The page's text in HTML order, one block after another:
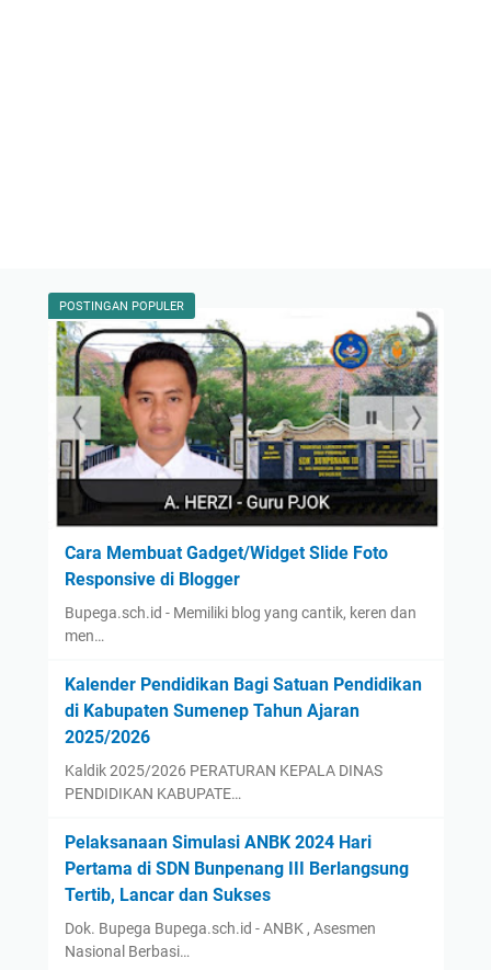
POSTINGAN POPULER
Cara Membuat Gadget/Widget Slide Foto
Responsive di Blogger
Bupega.sch.id - Memiliki blog yang cantik, keren dan
men…
Kalender Pendidikan Bagi Satuan Pendidikan
di Kabupaten Sumenep Tahun Ajaran
2025/2026
Kaldik 2025/2026 PERATURAN KEPALA DINAS
PENDIDIKAN KABUPATE…
Pelaksanaan Simulasi ANBK 2024 Hari
Pertama di SDN Bunpenang III Berlangsung
Tertib, Lancar dan Sukses
Dok. Bupega Bupega.sch.id - ANBK , Asesmen
Nasional Berbasi…